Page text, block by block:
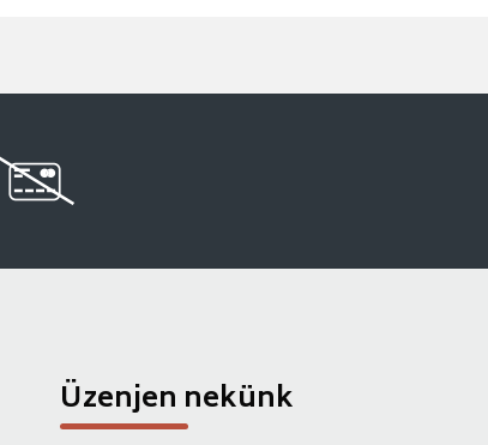
Üzenjen nekünk